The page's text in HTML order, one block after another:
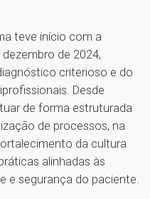
teve início com a
de 2024,
criterioso e do
Desde
de forma estruturada
de processos, na
da cultura
alinhadas às
e segurança do paciente.